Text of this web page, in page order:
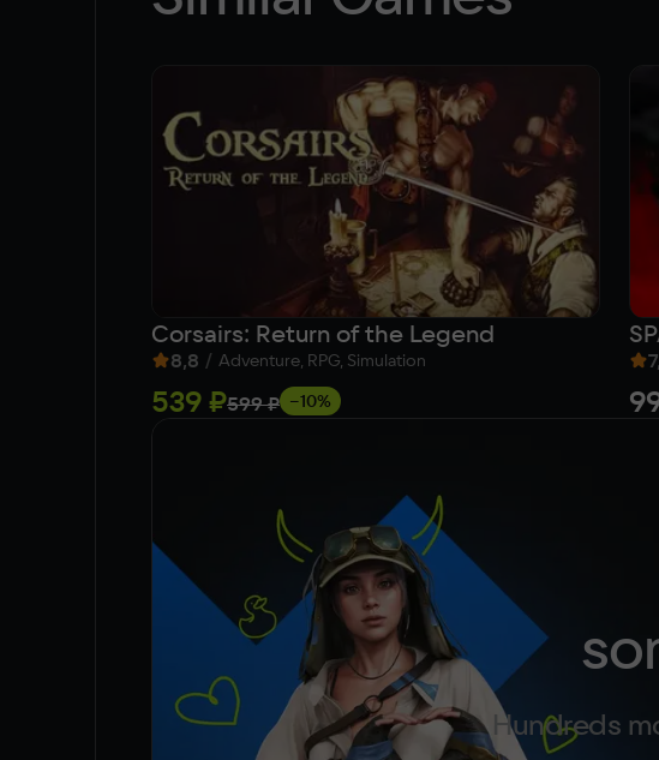
Corsairs: Return of the Legend
8,8 / Adventure, RPG, Simulation
539 ₽599 ₽ −10%
Hundreds